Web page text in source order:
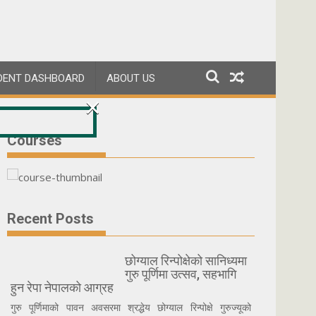
DASHBOARD ABOUT US
Courses
Recent Posts
छोग्याल रिन्पोक्षेको सानिध्यमा
गुरु पूर्णिमा उत्सव, सहभागि
हुन रेपा नेपालको आग्रह
गुरु पूर्णिमाको पावन अवसरमा श्रद्धेय छोग्याल रिन्पोक्षे गुरुज्यूको
×